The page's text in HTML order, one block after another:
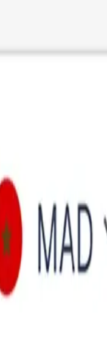
d’argent sûrs
avec une confiance